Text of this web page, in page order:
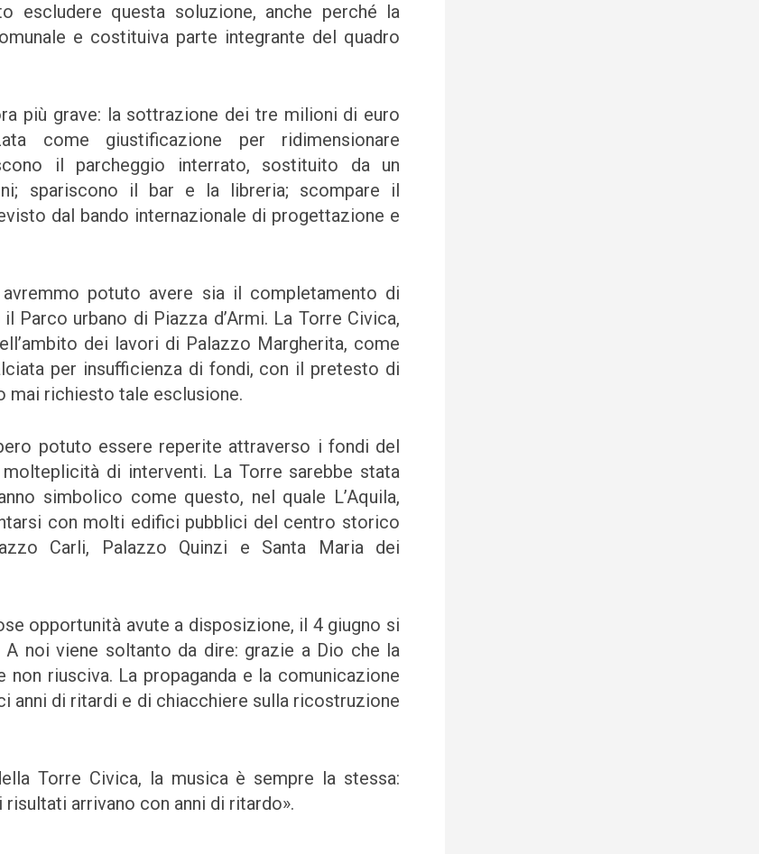
escludere questa soluzione, anche perché la
e costituiva parte integrante del quadro
più grave: la sottrazione dei tre milioni di euro
come giustificazione per ridimensionare
il parcheggio interrato, sostituito da un
spariscono il bar e la libreria; scompare il
dal bando internazionale di progettazione e
potuto avere sia il completamento di
Parco urbano di Piazza d’Armi. La Torre Civica,
dei lavori di Palazzo Margherita, come
per insufficienza di fondi, con il pretesto di
mai richiesto tale esclusione.
potuto essere reperite attraverso i fondi del
di interventi. La Torre sarebbe stata
simbolico come questo, nel quale L’Aquila,
con molti edifici pubblici del centro storico
Carli, Palazzo Quinzi e Santa Maria dei
opportunità avute a disposizione, il 4 giugno si
noi viene soltanto da dire: grazie a Dio che la
riusciva. La propaganda e la comunicazione
anni di ritardi e di chiacchiere sulla ricostruzione
Torre Civica, la musica è sempre la stessa:
arrivano con anni di ritardo».